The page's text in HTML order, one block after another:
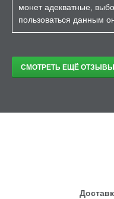
монет адекватные,
пользоваться данным
СМОТРЕТЬ ЕЩЁ ОТЗЫВЫ